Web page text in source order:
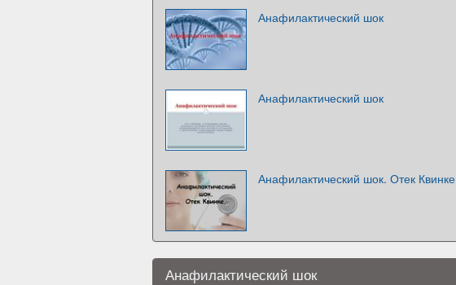
Анафилактический шок
Анафилактический шок
Анафилактический шок. Отек Квинке
Анафилактический шок